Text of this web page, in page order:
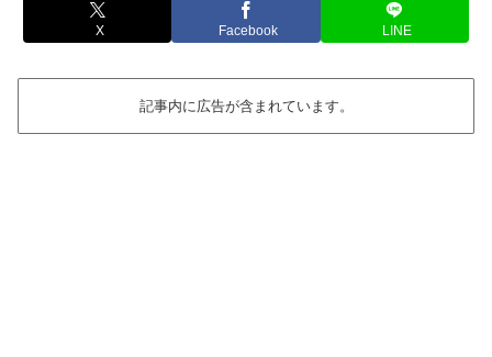
X Facebook LINE
記事内に広告が含まれています。